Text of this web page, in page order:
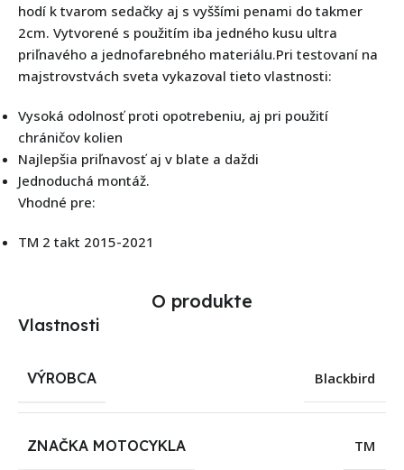
hodí k tvarom sedačky aj s vyššími penami do takmer
2cm. Vytvorené s použitím iba jedného kusu ultra
priľnavého a jednofarebného materiálu.Pri testovaní na
majstrovstvách sveta vykazoval tieto vlastnosti:
Vysoká odolnosť proti opotrebeniu, aj pri použití
chráničov kolien
Najlepšia priľnavosť aj v blate a daždi
Jednoduchá montáž.
Vhodné pre:
TM 2 takt 2015-2021
O produkte
Vlastnosti
VÝROBCA Blackbird
ZNAČKA MOTOCYKLA TM